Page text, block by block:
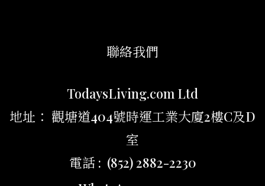
聯絡我們
TodaysLiving.com Ltd
地址： 觀塘道404號時運工業大廈2樓C及D
室
電話 : (852) 2882-2230